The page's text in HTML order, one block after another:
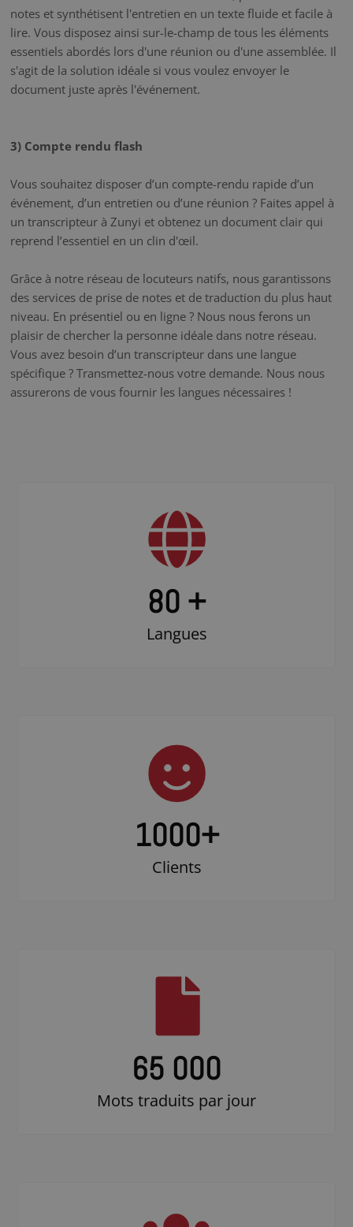
notes et synthétisent l'entretien en un texte fluide et facile à
lire. Vous disposez ainsi sur-le-champ de tous les éléments
essentiels abordés lors d'une réunion ou d'une assemblée. Il
s'agit de la solution idéale si vous voulez envoyer le
document juste après l'événement.
3) Compte rendu flash
Vous souhaitez disposer d’un compte-rendu rapide d’un
événement, d’un entretien ou d’une réunion ? Faites appel à
un transcripteur à Zunyi et obtenez un document clair qui
reprend l’essentiel en un clin d'œil.
Grâce à notre réseau de locuteurs natifs, nous garantissons
des services de prise de notes et de traduction du plus haut
niveau. En présentiel ou en ligne ? Nous nous ferons un
plaisir de chercher la personne idéale dans notre réseau.
Vous avez besoin d’un transcripteur dans une langue
spécifique ? Transmettez-nous votre demande. Nous nous
assurerons de vous fournir les langues nécessaires !
80 +
Langues
1000+
Clients
65 000
Mots traduits par jour